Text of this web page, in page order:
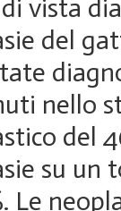
vista
del
nello
del
su un
Le